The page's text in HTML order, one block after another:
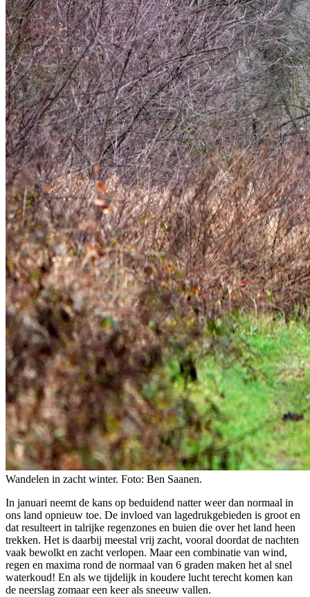
Wandelen in zacht winter. Foto: Ben Saanen.
In januari neemt de kans op beduidend natter weer dan normaal in
ons land opnieuw toe. De invloed van lagedrukgebieden is groot en
dat resulteert in talrijke regenzones en buien die over het land heen
trekken. Het is daarbij meestal vrij zacht, vooral doordat de nachten
vaak bewolkt en zacht verlopen. Maar een combinatie van wind,
regen en maxima rond de normaal van 6 graden maken het al snel
waterkoud! En als we tijdelijk in koudere lucht terecht komen kan
de neerslag zomaar een keer als sneeuw vallen.